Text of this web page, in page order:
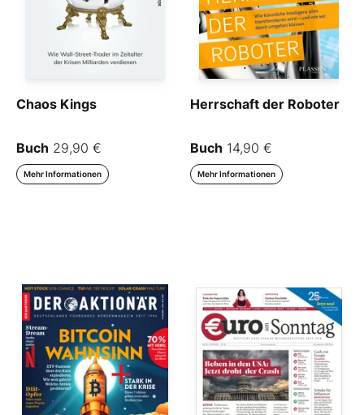
Chaos Kings
Buch 29,90 €
Mehr Informationen
Herrschaft der Roboter
Buch 14,90 €
Mehr Informationen